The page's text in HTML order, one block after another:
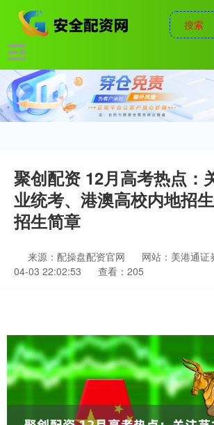
聚创配资 12月高考热点：
业统考、港澳高校内地招
招生简章
来源：配操盘配资官网 网站：美港通证
04-03 22:02:53
查看：205